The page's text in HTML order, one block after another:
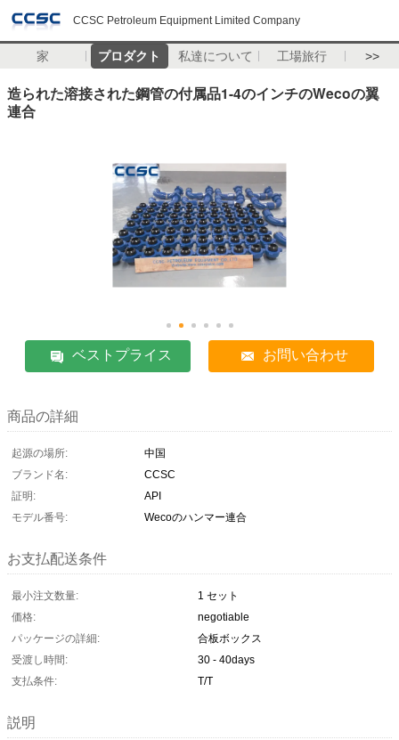
CCSC Petroleum Equipment Limited Company
家 プロダクト 私達について 工場旅行 >>
造られた溶接された鋼管の付属品1-4のインチのWecoの翼
連合
ベストプライス お問い合わせ
商品の詳細
起源の場所:
中国
ブランド名:
CCSC
証明:
API
モデル番号:
Wecoのハンマー連合
お支払配送条件
最小注文数量:
1 セット
価格:
negotiable
パッケージの詳細:
合板ボックス
受渡し時間:
30 - 40days
支払条件:
T/T
説明